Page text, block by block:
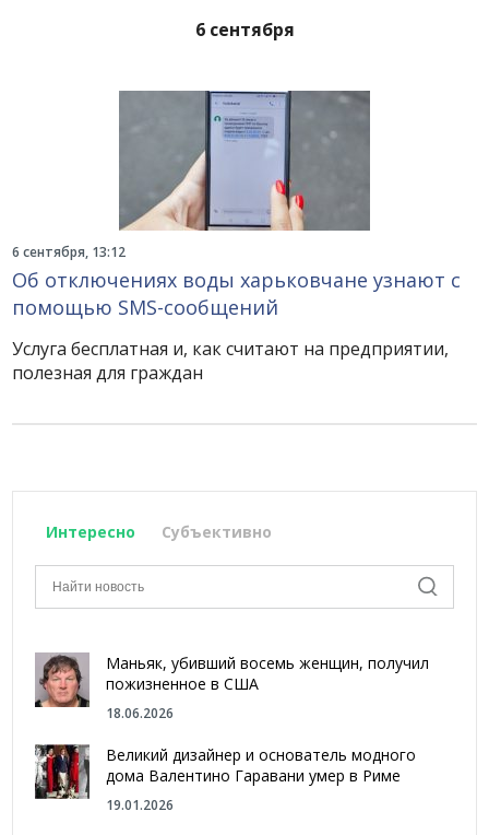
6 сентября
6 сентября, 13:12
Об отключениях воды харьковчане узнают с
помощью SMS-сообщений
Услуга бесплатная и, как считают на предприятии,
полезная для граждан
Интересно Субъективно
Маньяк, убивший восемь женщин, получил
пожизненное в США
18.06.2026
Великий дизайнер и основатель модного
дома Валентино Гаравани умер в Риме
19.01.2026